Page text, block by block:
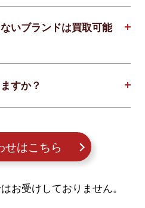
いブランドは買取可能
すか？
せはこちら
お受けしておりません。